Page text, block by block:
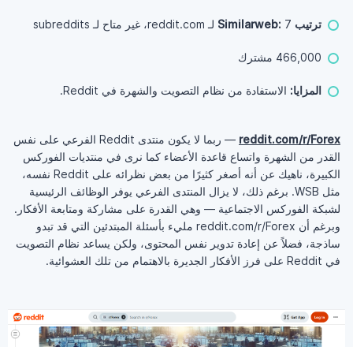
ترتيب Similarweb: 7 لـ reddit.com، غير متاح لـ subreddits
466,000 مشترك
المزايا: الاستفادة من نظام التصويت والشهرة في Reddit.
reddit.com/r/Forex
— ربما لا يكون منتدى Reddit الفرعي على نفس
القدر من الشهرة واتساع قاعدة الأعضاء كما نرى في منتديات الفوركس
الكبيرة، ناهيك عن أنه أصغر كثيرًا من بعض نظرائه على Reddit نفسه،
مثل WSB. برغم ذلك، لا يزال المنتدى الفرعي يوفر الوظائف الرئيسية
لشبكة الفوركس الاجتماعية — وهي القدرة على مشاركة ومتابعة الأفكار.
وبرغم أن reddit.com/r/Forex مليء بأسئلة المبتدئين التي قد تبدو
ساذجة، فضلاً عن إعادة تدوير نفس المحتوى، ولكن يساعد نظام التصويت
في Reddit على فرز الأفكار الجديرة بالاهتمام من تلك العشوائية.